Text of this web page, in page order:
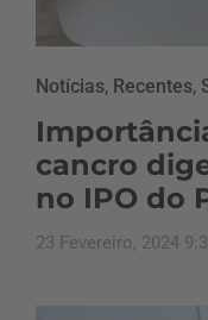
Notícias, Recentes,
cancro
no IPO do
23 Fevereiro, 2024